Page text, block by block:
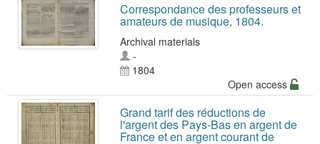
Correspondance des professeurs et
amateurs de musique, 1804.
Archival materials
-
1804
Open access
Grand tarif des réductions de
l'argent des Pays-Bas en argent de
France et en argent courant de